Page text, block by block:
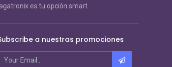
es tu opción smart.
a nuestras promociones